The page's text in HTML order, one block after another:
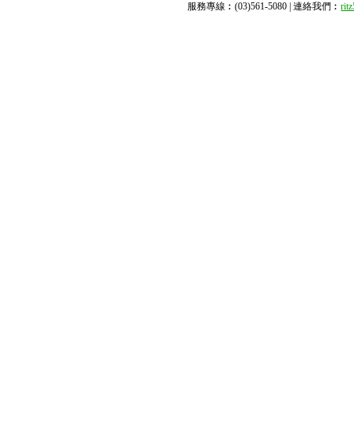
服務專線︰(03)561-5080 | 連絡我們︰